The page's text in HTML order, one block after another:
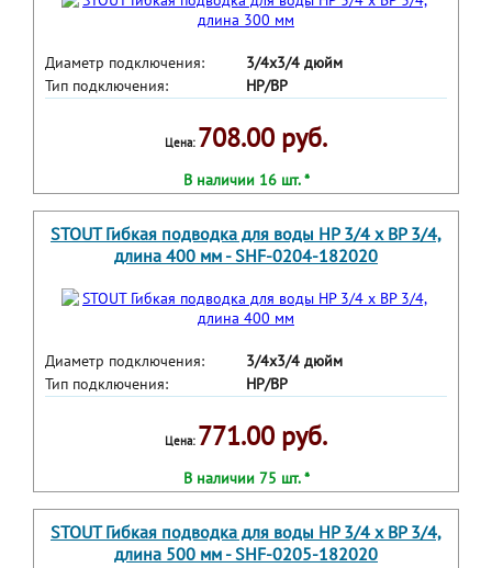
Диаметр подключения:
3/4х3/4 дюйм
Тип подключения:
НР/ВР
Цена: 708.00 руб.
В наличии 16 шт. *
STOUT Гибкая подводка для воды НР 3/4 х ВР 3/4,
длина 400 мм - SHF-0204-182020
Диаметр подключения:
3/4х3/4 дюйм
Тип подключения:
НР/ВР
Цена: 771.00 руб.
В наличии 75 шт. *
STOUT Гибкая подводка для воды НР 3/4 х ВР 3/4,
длина 500 мм - SHF-0205-182020